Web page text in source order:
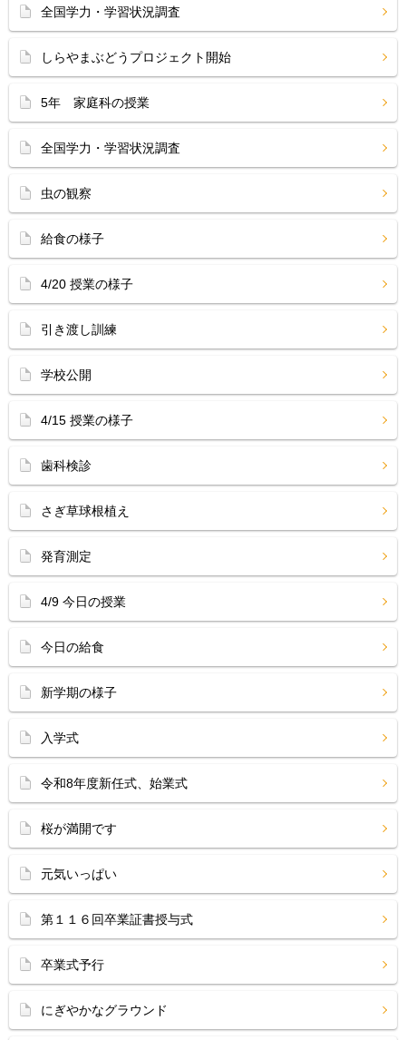
全国学力・学習状況調査
しらやまぶどうプロジェクト開始
5年 家庭科の授業
全国学力・学習状況調査
虫の観察
給食の様子
4/20 授業の様子
引き渡し訓練
学校公開
4/15 授業の様子
歯科検診
さぎ草球根植え
発育測定
4/9 今日の授業
今日の給食
新学期の様子
入学式
令和8年度新任式、始業式
桜が満開です
元気いっぱい
第１１６回卒業証書授与式
卒業式予行
にぎやかなグラウンド